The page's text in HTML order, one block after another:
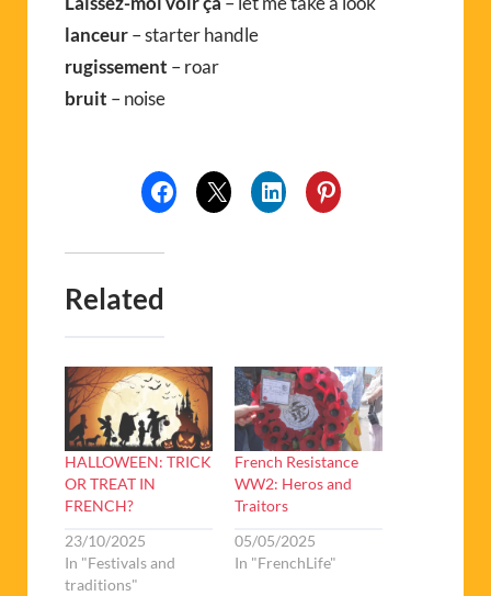
lanceur– starter handle
rugissement – roar
bruit – noise
Related
HALLOWEEN: TRICK
OR TREAT IN
FRENCH?
23/10/2025
In "Festivals and
traditions"
French Resistance
WW2: Heros and
Traitors
05/05/2025
In "FrenchLife"